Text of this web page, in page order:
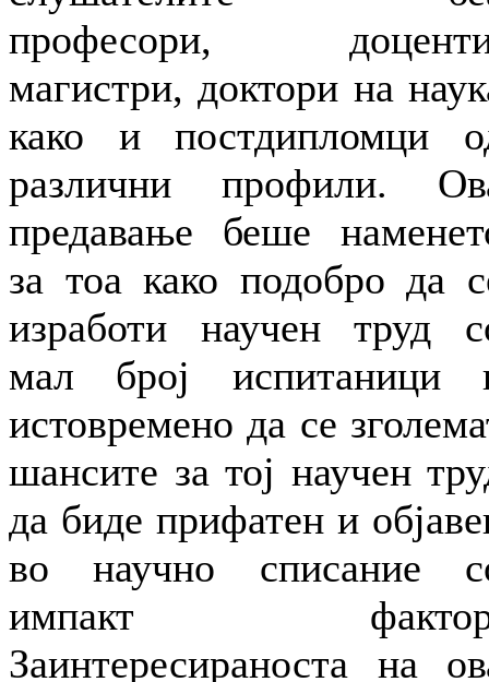
професори,
магистри, доктори на
како и постдипломци
различни профили.
предавање беше
за тоа како подобро да
изработи научен труд
мал број испитаници
истовремено да се
шансите за тој научен
да биде прифатен и
во научно списание
импакт
Заинтересираноста на